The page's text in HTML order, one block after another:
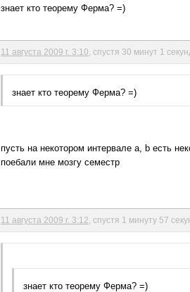
знает кто теорему Ферма? =)
11 августа 2009 г. 3:10 , спустя 30 минут 1
знает кто теорему Ферма? =)
пусть на некотором интервале a, b есть
поебали мне мозгу семестр
11 августа 2009 г. 3:12 , спустя 1 минуту 57
знает кто теорему Ферма? =)